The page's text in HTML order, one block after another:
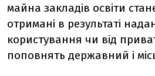
майна закладів освіти
отримані в результаті
користування чи від
поповнять державний і